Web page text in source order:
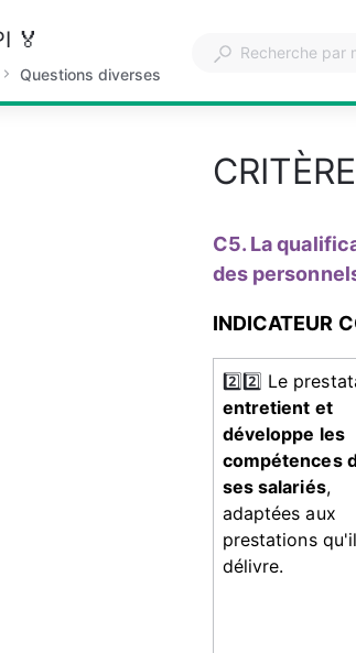
🏅
Questions diverses
C5. La
des
INDICATEUR
2️⃣2️⃣ Le
entretient et
développe les
compétences
ses salariés,
adaptées aux
prestations qu'il
délivre.